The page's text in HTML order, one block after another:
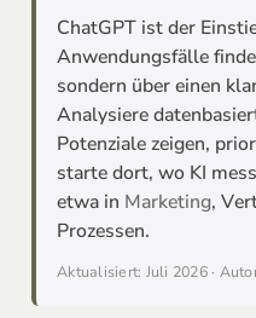
ChatGPT ist der
Anwendungsfälle
sondern über einen
Analysiere
Potenziale zeigen,
starte dort, wo KI
etwa in Marketing,
Prozessen.
Aktualisiert: Juli 2026 ·